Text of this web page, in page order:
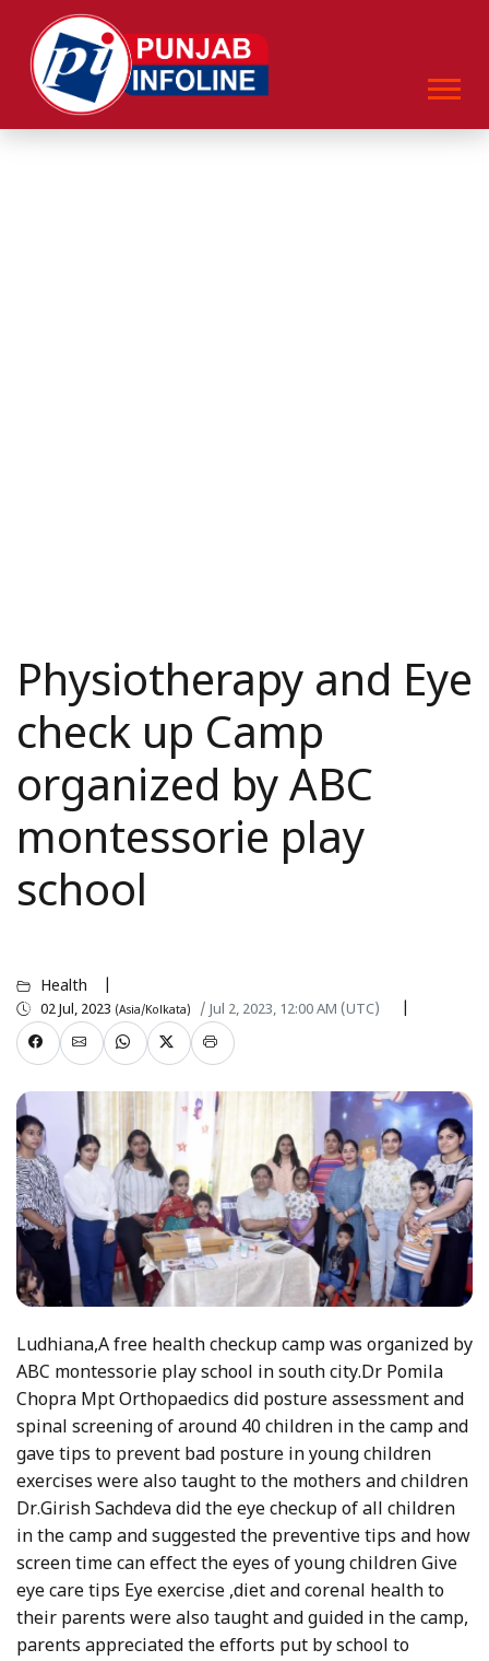
Physiotherapy and Eye
check up Camp
organized by ABC
montessorie play
school
Health
02 Jul, 2023 (Asia/Kolkata) / Jul 2, 2023, 12:00 AM (UTC)
Ludhiana,A free health checkup camp was organized by
ABC montessorie play school in south city.Dr Pomila
Chopra Mpt Orthopaedics did posture assessment and
spinal screening of around 40 children in the camp and
gave tips to prevent bad posture in young children
exercises were also taught to the mothers and children
Dr.Girish Sachdeva did the eye checkup of all children
in the camp and suggested the preventive tips and how
screen time can effect the eyes of young children Give
eye care tips Eye exercise ,diet and corenal health to
their parents were also taught and guided in the camp,
parents appreciated the efforts put by school to